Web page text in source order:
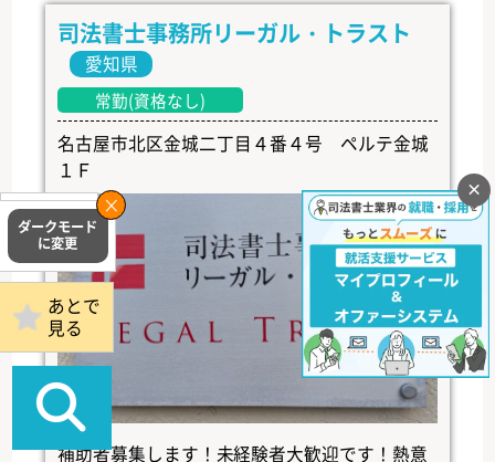
司法書士事務所リーガル・トラスト
愛知県
常勤(資格なし)
名古屋市北区金城二丁目４番４号 ペルテ金城
１Ｆ
補助者募集します！未経験者大歓迎です！熱意
×
あとで
見る
掲載事務所
ログイン